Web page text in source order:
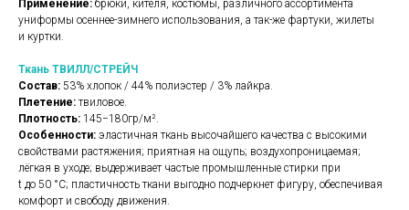
Применение: брюки, кителя, костюмы, различного ассортимента
униформы осеннее-зимнего использования, а так-же фартуки, жилеты
и куртки.
Ткань ТВИЛЛ/СТРЕЙЧ
Состав: 53% хлопок / 44% полиэстер / 3% лайкра.
Плетение: твиловое.
Плотность: 145−180гр/м².
Особенности: эластичная ткань высочайшего качества с высокими
свойствами растяжения; приятная на ощупь; воздухопроницаемая;
лёгкая в уходе; выдерживает частые промышленные стирки при
t до 50 °C; пластичность ткани выгодно подчеркнет фигуру, обеспечивая
комфорт и свободу движения.